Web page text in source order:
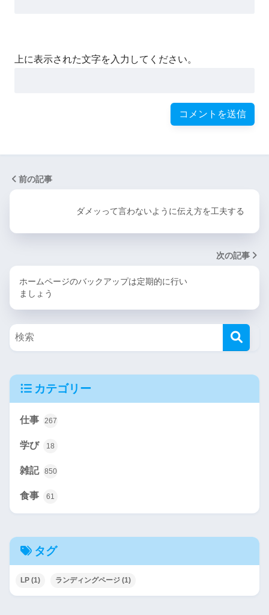
上に表示された文字を入力してください。
前の記事
ダメッって言わないように伝え方を工夫する
次の記事
ホームページのバックアップは定期的に行い
ましょう
カテゴリー
仕事 267
学び 18
雑記 850
食事 61
タグ
LP (1) ランディングページ (1)